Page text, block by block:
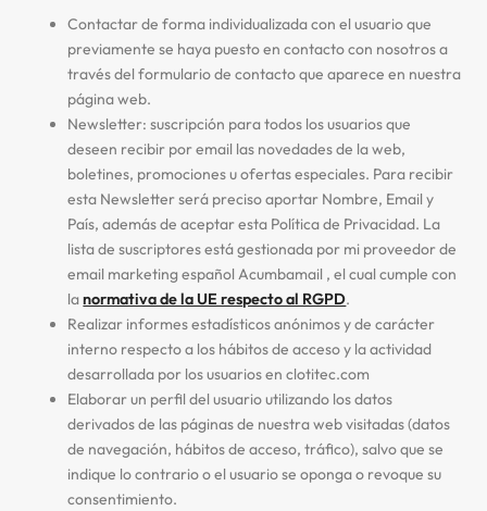
Contactar de forma individualizada con el usuario que
previamente se haya puesto en contacto con nosotros a
través del formulario de contacto que aparece en nuestra
página web.
Newsletter: suscripción para todos los usuarios que
deseen recibir por email las novedades de la web,
boletines, promociones u ofertas especiales. Para recibir
esta Newsletter será preciso aportar Nombre, Email y
País, además de aceptar esta Política de Privacidad. La
lista de suscriptores está gestionada por mi proveedor de
email marketing español Acumbamail , el cual cumple con
lanormativa de la UE respecto al RGPD.
Realizar informes estadísticos anónimos y de carácter
interno respecto a los hábitos de acceso y la actividad
desarrollada por los usuarios en clotitec.com
Elaborar un perfil del usuario utilizando los datos
derivados de las páginas de nuestra web visitadas (datos
de navegación, hábitos de acceso, tráfico), salvo que se
indique lo contrario o el usuario se oponga o revoque su
consentimiento.